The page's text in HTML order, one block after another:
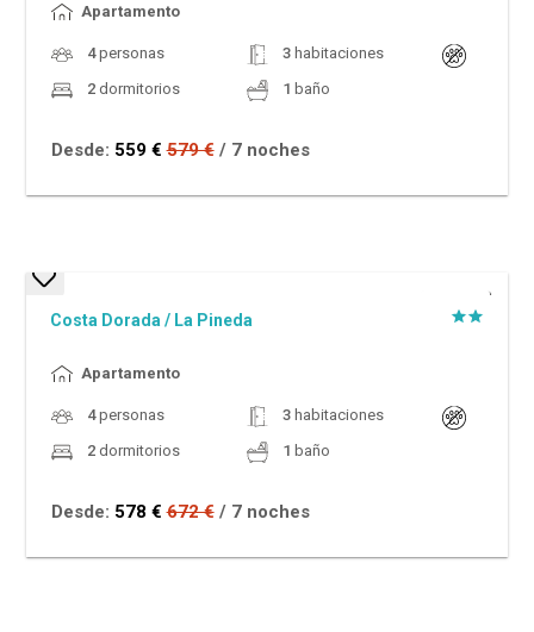
Apartamento
4personas 3habitaciones
2dormitorios 1 baño
Desde: 559 € 579 € / 7 noches
Dto. %
Costa Dorada / La Pineda
Apartamento
4personas 3habitaciones
2dormitorios 1 baño
Desde: 578 € 672 € / 7 noches